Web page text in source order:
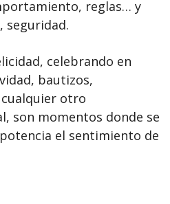
reglas… y
seguridad.
celebrando en
bautizos,
otro
son momentos donde se
potencia el sentimiento de